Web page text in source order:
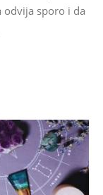
odvija sporo i da